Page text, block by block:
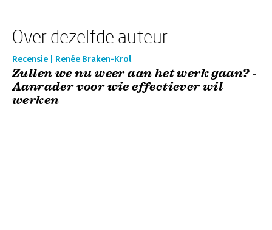
Over dezelfde auteur
Recensie | Renée Braken-Krol
Zullen we nu weer aan het werk gaan? -
Aanrader voor wie effectiever wil
werken